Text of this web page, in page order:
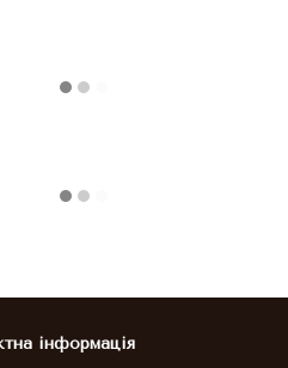
інформація